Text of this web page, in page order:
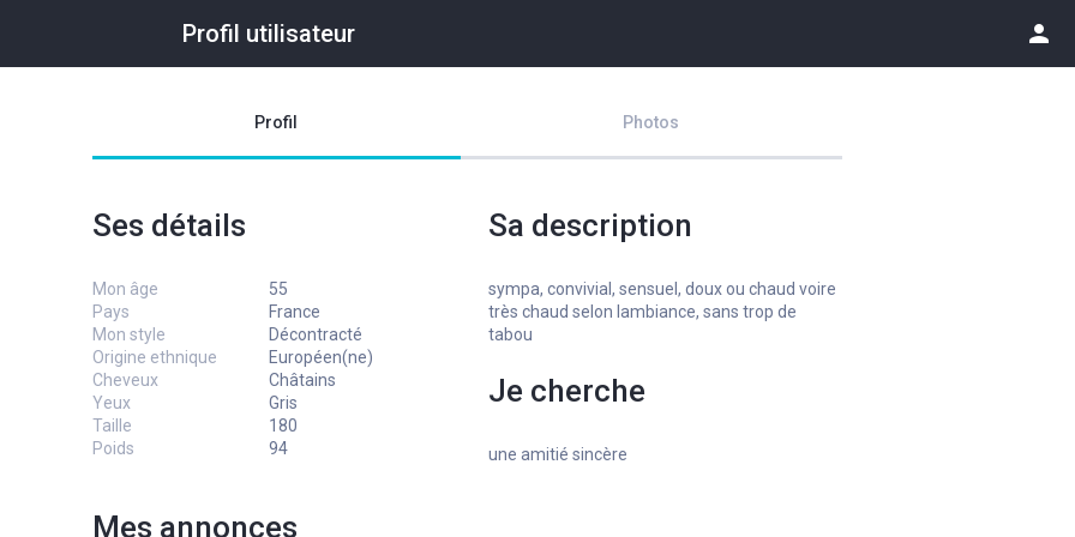
Profil utilisateur person
Profil Photos
Ses détails
Mon âge
55
Pays
France
Mon style
Décontracté
Origine ethnique
Européen(ne)
Cheveux
Châtains
Yeux
Gris
Taille
180
Poids
94
Sa description
sympa, convivial, sensuel, doux ou chaud voire
très chaud selon lambiance, sans trop de
tabou
Je cherche
une amitié sincère
Mes annonces